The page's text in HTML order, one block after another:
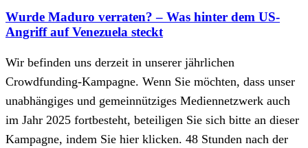
Wurde Maduro verraten? – Was hinter dem US-
Angriff auf Venezuela steckt
Wir befinden uns derzeit in unserer jährlichen
Crowdfunding-Kampagne. Wenn Sie möchten, dass unser
unabhängiges und gemeinnütziges Mediennetzwerk auch
im Jahr 2025 fortbesteht, beteiligen Sie sich bitte an dieser
Kampagne, indem Sie hier klicken. 48 Stunden nach der